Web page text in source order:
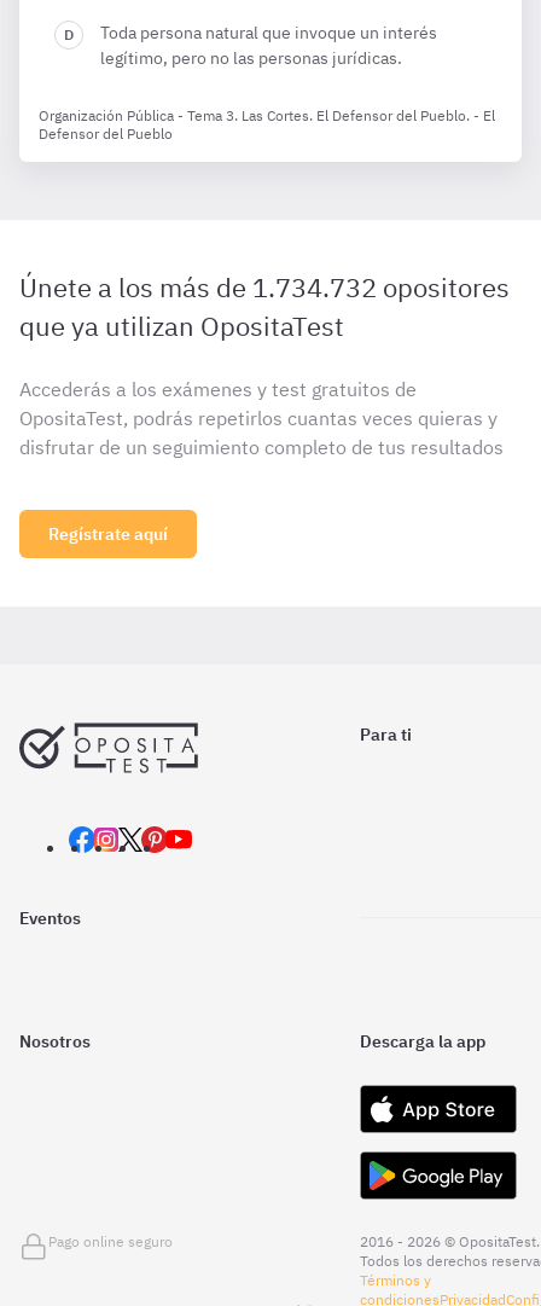
Toda persona natural que invoque un interés
legítimo, pero no las personas jurídicas.
Organización Pública - Tema 3. Las Cortes. El Defensor del Pueblo. - El
Defensor del Pueblo
Únete a los más de 1.734.732 opositores
que ya utilizan OpositaTest
Accederás a los exámenes y test gratuitos de
OpositaTest, podrás repetirlos cuantas veces quieras y
disfrutar de un seguimiento completo de tus resultados
Regístrate aquí
Para ti
Eventos
Nosotros Descarga la app
Pago online seguro
2016 - 2026 © OpositaTest.
Todos los derechos
Términos y
condicionesPrivacidad